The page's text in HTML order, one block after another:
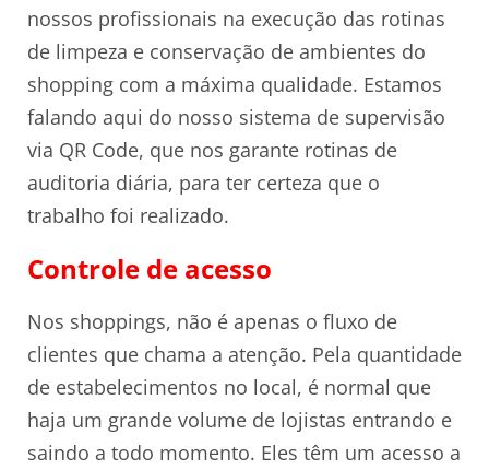
nossos profissionais na execução das rotinas
de limpeza e conservação de ambientes do
shopping com a máxima qualidade. Estamos
falando aqui do nosso sistema de supervisão
via QR Code, que nos garante rotinas de
auditoria diária, para ter certeza que o
trabalho foi realizado.
Controle de acesso
Nos shoppings, não é apenas o fluxo de
clientes que chama a atenção. Pela quantidade
de estabelecimentos no local, é normal que
haja um grande volume de lojistas entrando e
saindo a todo momento. Eles têm um acesso a